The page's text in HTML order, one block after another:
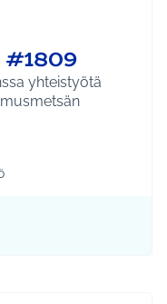
yhteistyötä
Tuusulan kylät
teeman mukaan: